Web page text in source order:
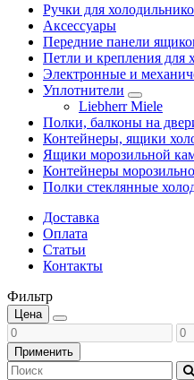
Ручки для
Аксессуары
Передние панели
Петли и крепления для
Электронные и
Уплотнители
Liebherr Miele
Полки, балконы на
Контейнеры, ящики
Ящики морозильной
Контейнеры
Полки стеклянные
Доставка
Оплата
Статьи
Контакты
Фильтр
Цена
Применить